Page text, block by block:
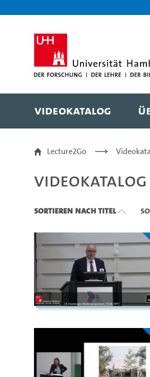
Videokatalog
Videokatalog
Lecture2Go
Videokatalog
Sortieren nach Titel